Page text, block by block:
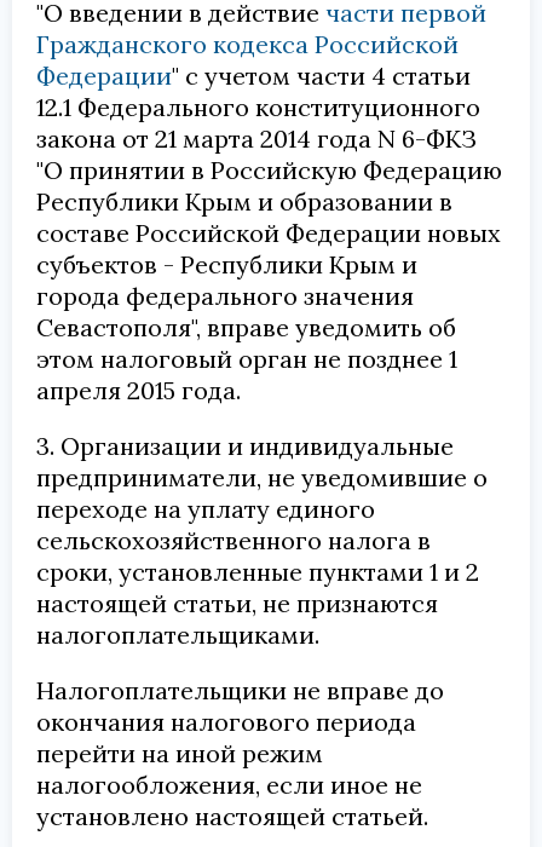
"О введении в действие части первой
Гражданского кодекса Российской
Федерации" с учетом части 4 статьи
12.1 Федерального конституционного
закона от 21 марта 2014 года N 6-ФКЗ
"О принятии в Российскую Федерацию
Республики Крым и образовании в
составе Российской Федерации новых
субъектов - Республики Крым и
города федерального значения
Севастополя", вправе уведомить об
этом налоговый орган не позднее 1
апреля 2015 года.
3. Организации и индивидуальные
предприниматели, не уведомившие о
переходе на уплату единого
сельскохозяйственного налога в
сроки, установленные пунктами 1 и 2
настоящей статьи, не признаются
налогоплательщиками.
Налогоплательщики не вправе до
окончания налогового периода
перейти на иной режим
налогообложения, если иное не
установлено настоящей статьей.